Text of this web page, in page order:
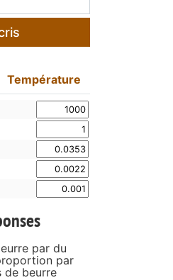
Température
par du
par
de beurre